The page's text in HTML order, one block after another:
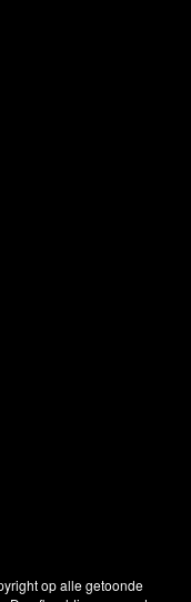
op alle getoonde